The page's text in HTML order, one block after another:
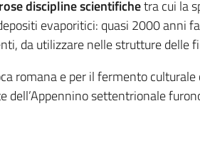
discipline scientifichetra cui la
evaporitici: quasi 2000 anni
da utilizzare nelle strutture delle
romana e per il fermento
dell’Appennino settentrionale